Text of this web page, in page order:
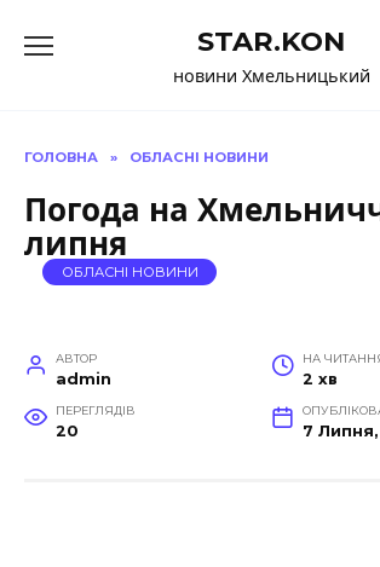
до
STAR.KON
новини Хмельницький
ГОЛОВНА » ОБЛАСНІ НОВИНИ
Погода на
липня
ОБЛАСНІ НОВИНИ
АВТОР
admin
НА
2 хв
ПЕРЕГЛЯДІВ
20 7